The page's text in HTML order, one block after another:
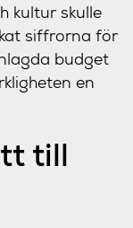
kultur skulle
siffrorna för
budget
en
till